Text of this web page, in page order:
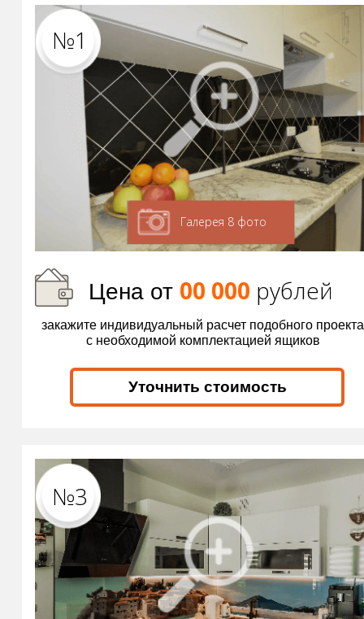
№3
Цена от 00 000 рублей
Галерея 8 фото
Уточнить стоимость
закажите индивидуальный расчет подобного проекта
с необходимой комплектацией ящиков
№1